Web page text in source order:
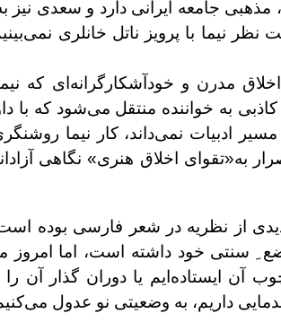
مذهبی جامعه ایرانی دارد و سعدی نیز
نیما با پرویز ناتل خانلری
مدرن و خودآشکارگرانه‌ای که
به خواننده منتقل می‌شود که با
ادبیات نمی‌داند، کار نیما
اخلاق هنری» نگاهی
از نظریه در شعر فارسی بوده
سنتی خود داشته است، اما امروز
آن ایستاده‌ایم یا دوران گذار آن
داریم، به وضعیتی نو عدول